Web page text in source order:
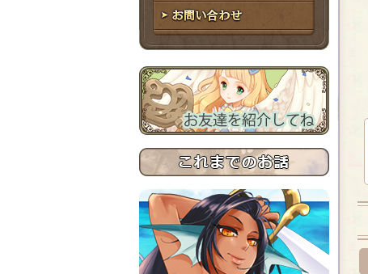
初めての方へ
お問い合わせ